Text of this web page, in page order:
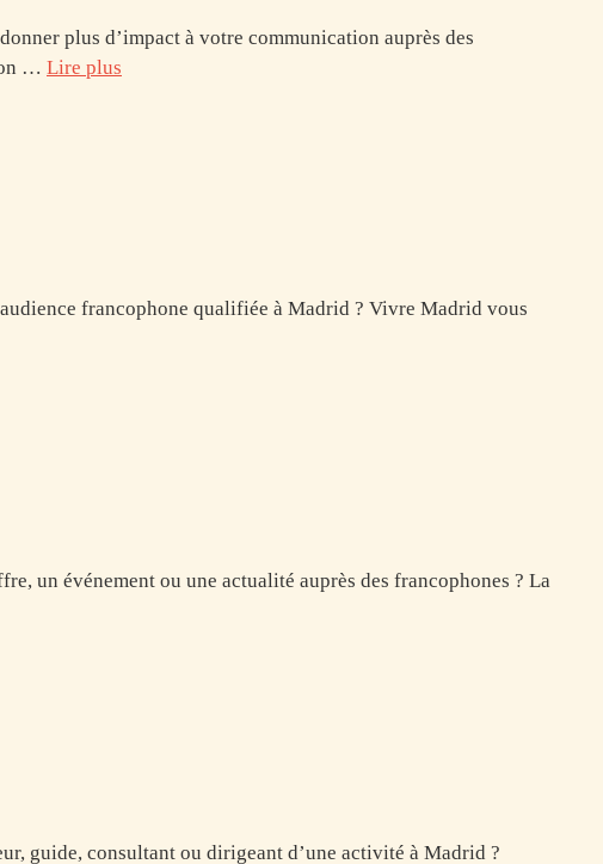
plus d’impact à votre communication auprès des
… Lire plus
francophone qualifiée à Madrid ? Vivre Madrid vous
un événement ou une actualité auprès des francophones ? La
guide, consultant ou dirigeant d’une activité à Madrid ?